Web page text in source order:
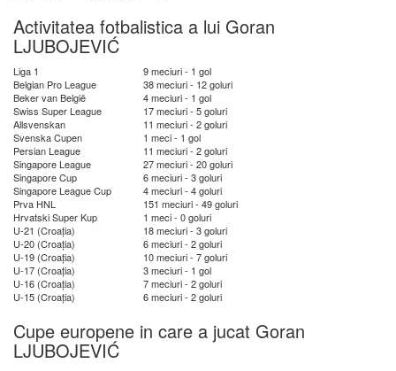
Activitatea fotbalistica a lui Goran
LJUBOJEVIĆ
Liga 1
9 meciuri - 1 gol
Belgian Pro League
38 meciuri - 12 goluri
Beker van België
4 meciuri - 1 gol
Swiss Super League
17 meciuri - 5 goluri
Allsvenskan
11 meciuri - 2 goluri
Svenska Cupen
1 meci - 1 gol
Persian League
11 meciuri - 2 goluri
Singapore League
27 meciuri - 20 goluri
Singapore Cup
6 meciuri - 3 goluri
Singapore League Cup
4 meciuri - 4 goluri
Prva HNL
151 meciuri - 49 goluri
Hrvatski Super Kup
1 meci - 0 goluri
U-21 (Croația)
18 meciuri - 3 goluri
U-20 (Croația)
6 meciuri - 2 goluri
U-19 (Croația)
10 meciuri - 7 goluri
U-17 (Croația)
3 meciuri - 1 gol
U-16 (Croația)
7 meciuri - 2 goluri
U-15 (Croația)
6 meciuri - 2 goluri
Cupe europene in care a jucat Goran
LJUBOJEVIĆ